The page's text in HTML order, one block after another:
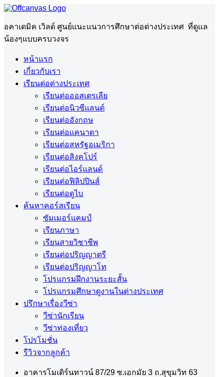
อคาเดมิค เวิลด์ ศูนย์แนะแนวการศึกษาต่อต่างประเทศ ที่ดูแล
น้องๆแบบครบวงจร
หน้าแรก
เกี่ยวกับเรา
เรียนต่อต่างประเทศ
เรียนต่อออสเตรเลีย
เรียนต่อนิวซีแลนด์
เรียนต่ออังกฤษ
เรียนต่อแคนาดา
เรียนต่อสหรัฐอเมริกา
เรียนต่อสิงคโปร์
เรียนต่อไอร์แลนด์
เรียนต่อฟิลิปปินส์
เรียนต่อดูไบ
ค้นหาคอร์สเรียน
ซัมเมอร์แคมป์
เรียนภาษา
เรียนสายวิชาชีพ
เรียนต่อปริญญาตรี
เรียนต่อปริญญาโท
โปรแกรมฝึกงานระยะสั้น
โปรแกรมศึกษาดูงานในต่างประเทศ
ปรึกษาเรื่องวีซ่า
วีซ่านักเรียน
วีซ่าท่องเที่ยว
โปรโมชั่น
รีวิวจากลูกค้า
อาคารโมเดิร์นทาวน์ 87/29 ซ.เอกมัย 3 ถ.สุขุมวิท 63